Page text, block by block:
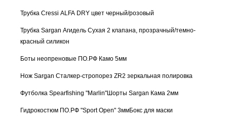
Трубка Cressi ALFA DRY цвет черный/розовый
Трубка Sargan Агидель Сухая 2 клапана, прозрачный/темно-
красный силикон
Боты неопреновые ПО.РФ Камо 5мм
Нож Sargan Сталкер-стропорез ZR2 зеркальная полировка
Футболка Spearfishing "Marlin"Шорты Sargan Кама 2мм
Гидрокостюм ПО.РФ "Sport Open" 3ммБокс для маски